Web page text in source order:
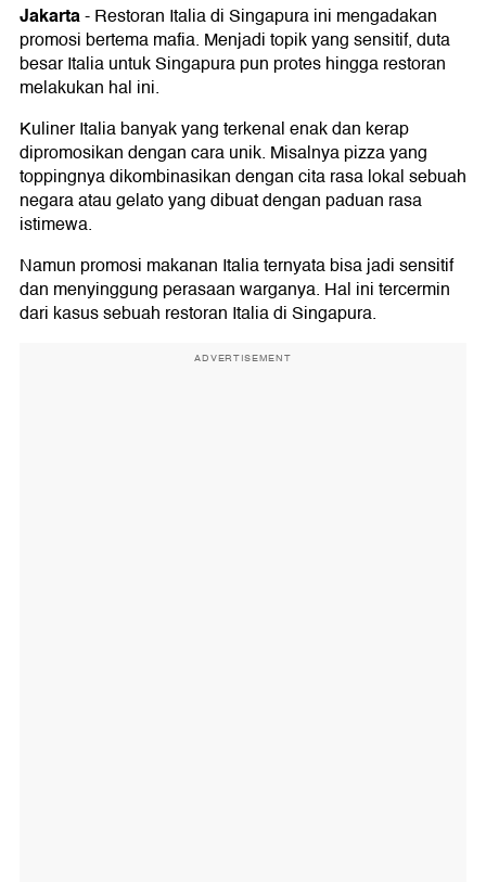
Jakarta-Restoran Italia di Singapura ini mengadakan
promosi bertema mafia. Menjadi topik yang sensitif, duta
besar Italia untuk Singapura pun protes hingga restoran
melakukan hal ini.
Kuliner Italia banyak yang terkenal enak dan kerap
dipromosikan dengan cara unik. Misalnya pizza yang
toppingnya dikombinasikan dengan cita rasa lokal sebuah
negara atau gelato yang dibuat dengan paduan rasa
istimewa.
Namun promosi makanan Italia ternyata bisa jadi sensitif
dan menyinggung perasaan warganya. Hal ini tercermin
dari kasus sebuah restoran Italia di Singapura.
ADVERTISEMENT